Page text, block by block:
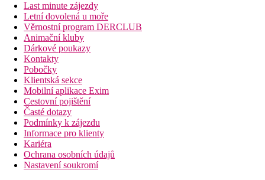
Last minute zájezdy
Letní dovolená u moře
Věrnostní program DERCLUB
Animační kluby
Dárkové poukazy
Kontakty
Pobočky
Klientská sekce
Mobilní aplikace Exim
Cestovní pojištění
Časté dotazy
Podmínky k zájezdu
Informace pro klienty
Kariéra
Ochrana osobních údajů
Nastavení soukromí